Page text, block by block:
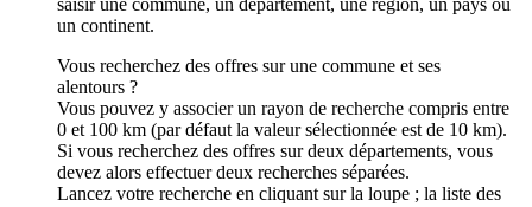
saisir une commune, un département, une région, un pays ou
un continent.
Vous recherchez des offres sur une commune et ses
alentours ?
Vous pouvez y associer un rayon de recherche compris entre
0 et 100 km (par défaut la valeur sélectionnée est de 10 km).
Si vous recherchez des offres sur deux départements, vous
devez alors effectuer deux recherches séparées.
Lancez votre recherche en cliquant sur la loupe ; la liste des